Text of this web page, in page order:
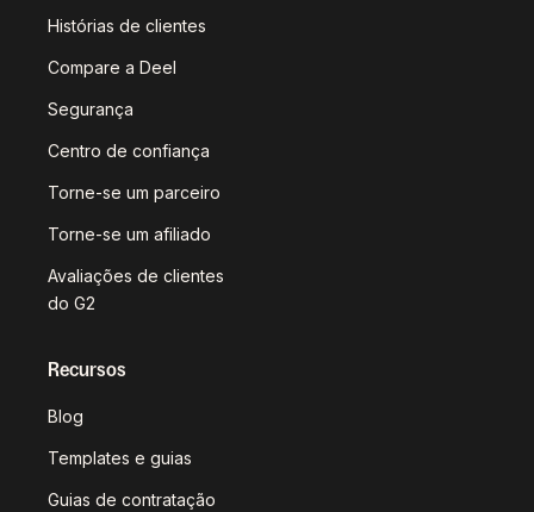
Histórias de clientes
Compare a Deel
Segurança
Centro de confiança
Torne-se um parceiro
Torne-se um afiliado
Avaliações de clientes
do G2
Recursos
Blog
Templates e guias
Guias de contratação